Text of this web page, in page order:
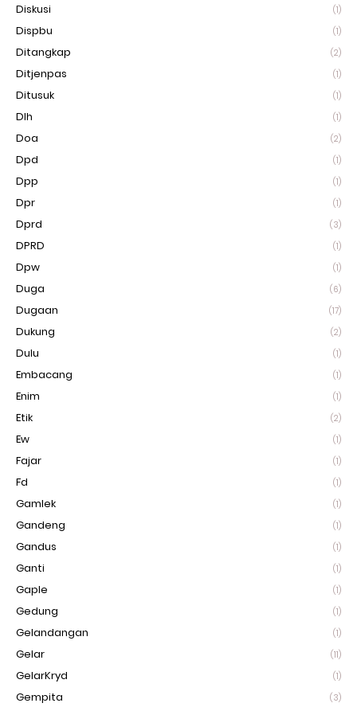
Diskusi (1)
Dispbu (1)
Ditangkap (2)
Ditjenpas (1)
Ditusuk (1)
Dlh (1)
Doa (2)
Dpd (1)
Dpp (1)
Dpr (1)
Dprd (3)
DPRD (1)
Dpw (1)
Duga (6)
Dugaan (17)
Dukung (2)
Dulu (1)
Embacang (1)
Enim (1)
Etik (2)
Ew (1)
Fajar (1)
Fd (1)
Gamlek (1)
Gandeng (1)
Gandus (1)
Ganti (1)
Gaple (1)
Gedung (1)
Gelandangan (1)
Gelar (11)
GelarKryd (1)
Gempita (3)